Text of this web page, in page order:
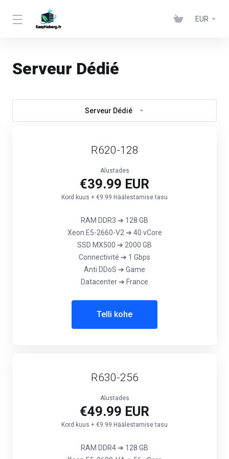
EUR
Serveur Dédié
Serveur Dédié
R620-128
Alustades
€39.99 EUR
Kord kuus + €9.99 Häälestamise tasu
RAM DDR3 ➔ 128 GB
Xeon E5-2660-V2 ➔ 40 vCore
SSD MX500 ➔ 2000 GB
Connectivité ➔ 1 Gbps
Anti DDoS ➔ Game
Datacenter ➔ France
Telli kohe
R630-256
Alustades
€49.99 EUR
Kord kuus + €9.99 Häälestamise tasu
RAM DDR4 ➔ 128 GB